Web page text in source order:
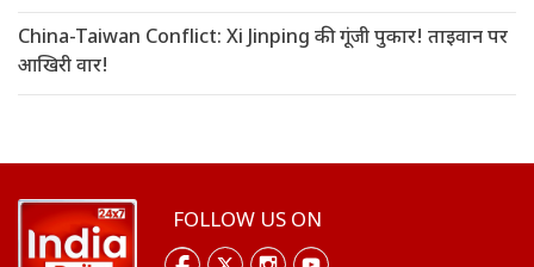
China-Taiwan Conflict: Xi Jinping की गूंजी पुकार! ताइवान पर
आखिरी वार!
FOLLOW US ON